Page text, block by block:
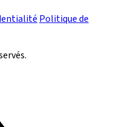
Politique de